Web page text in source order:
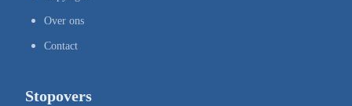
Over ons
Contact
Stopovers